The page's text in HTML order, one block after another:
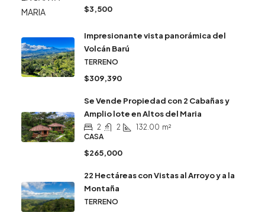
$3,500
Impresionante vista panorámica del
Volcán Barú
TERRENO
$309,390
Se Vende Propiedad con 2 Cabañas y
Amplio lote en Altos del Maria
2 2 132.00 m²
CASA
$265,000
22 Hectáreas con Vistas al Arroyo y a la
Montaña
TERRENO